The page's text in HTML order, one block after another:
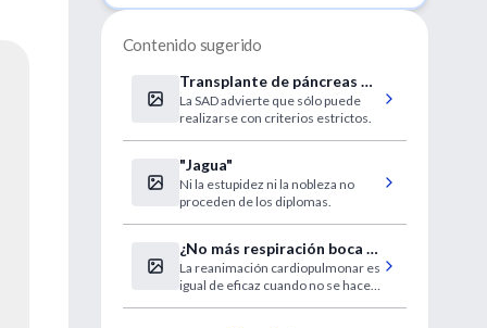
Contenido sugerido
Transplante de páncreas en
personas diabéticas
La SAD advierte que sólo puede
realizarse con criterios estrictos.
"Jagua"
Ni la estupidez ni la nobleza no
proceden de los diplomas.
¿No más respiración boca a
boca?
La reanimación cardiopulmonar es
igual de eficaz cuando no se hace